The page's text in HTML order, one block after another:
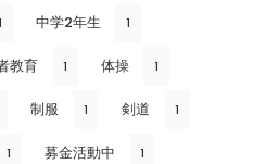
中学2年生 1
教育 1 体操 1
制服 1 剣道 1
1 募金活動中 1